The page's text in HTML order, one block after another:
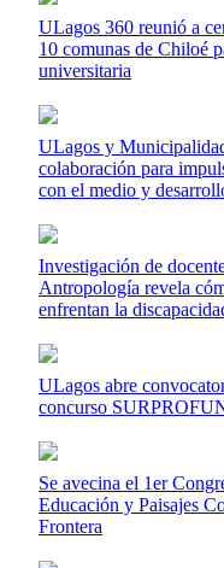
ULagos 360 reunió a
10 comunas de Chiloé
universitaria
ULagos y
colaboración para
con el medio y
Investigación de
Antropología revela
enfrentan la
ULagos abre
concurso
Se avecina el 1er
Educación y Paisajes
Frontera